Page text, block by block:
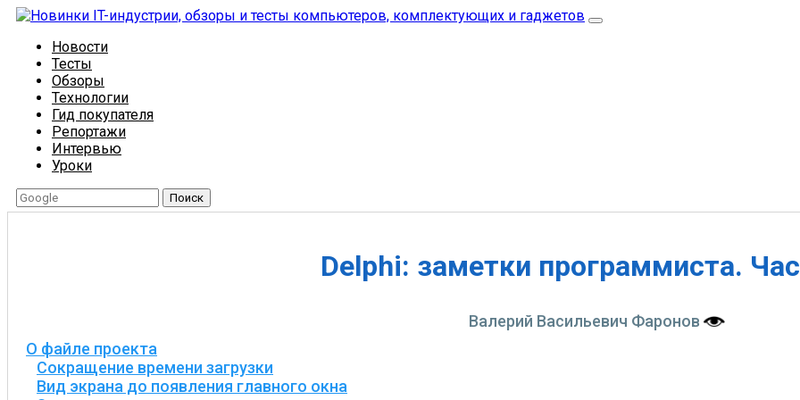
Новости
Тесты
Обзоры
Технологии
Гид покупателя
Репортажи
Интервью
Уроки
Поиск
Delphi: заметки программиста.
Валерий Васильевич Фаронов
О файле проекта
Сокращение времени загрузки
Вид экрана до появления главного окна